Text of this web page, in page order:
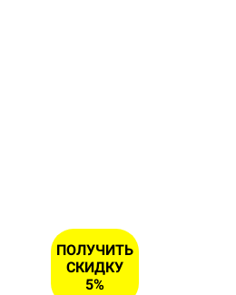
ПОЛУЧИТЬ
СКИДКУ
5%